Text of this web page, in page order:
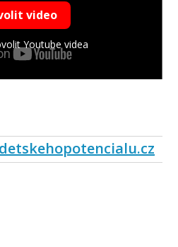
video
Youtube videa